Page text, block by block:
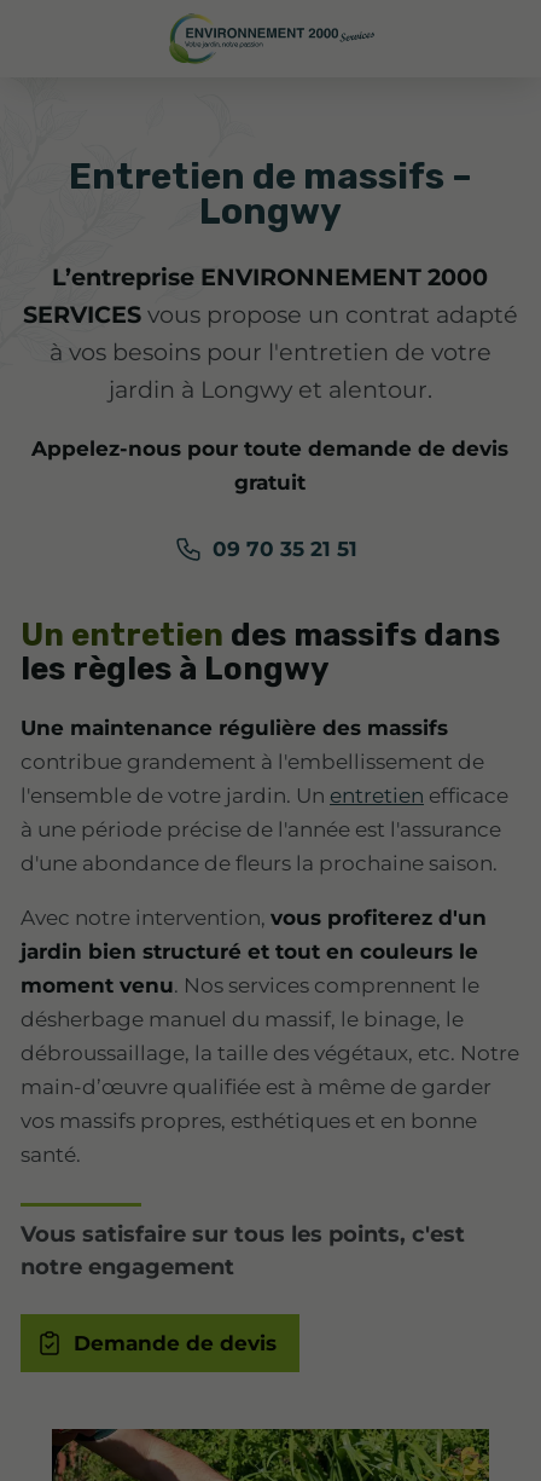
Entretien de massifs –
Longwy
L’entreprise ENVIRONNEMENT 2000
SERVICESvous propose un contrat adapté
à vos besoins pour l'entretien de votre
jardin à Longwy et alentour.
Appelez-nous pour toute demande de devis
gratuit
09 70 35 21 51
Un entretien des massifs dans
les règles à Longwy
Une maintenance régulière des massifs
contribue grandement à l'embellissement de
l'ensemble de votre jardin. Un entretien efficace
à une période précise de l'année est l'assurance
d'une abondance de fleurs la prochaine saison.
Avec notre intervention,vous profiterez d'un
jardin bien structuré et tout en couleurs le
moment venu. Nos services comprennent le
désherbage manuel du massif, le binage, le
débroussaillage, la taille des végétaux, etc. Notre
main-d’œuvre qualifiée est à même de garder
vos massifs propres, esthétiques et en bonne
santé.
Vous satisfaire sur tous les points, c'est
notre engagement
Demande de devis